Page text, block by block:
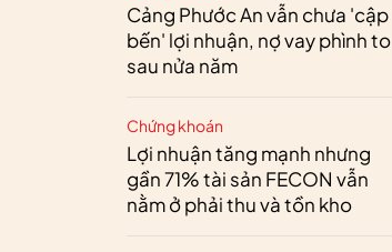
Cảng Phước An vẫn chưa 'cập
bến' lợi nhuận, nợ vay phình to
sau nửa năm
Chứng khoán
Lợi nhuận tăng mạnh nhưng
gần 71% tài sản FECON vẫn
nằm ở phải thu và tồn kho